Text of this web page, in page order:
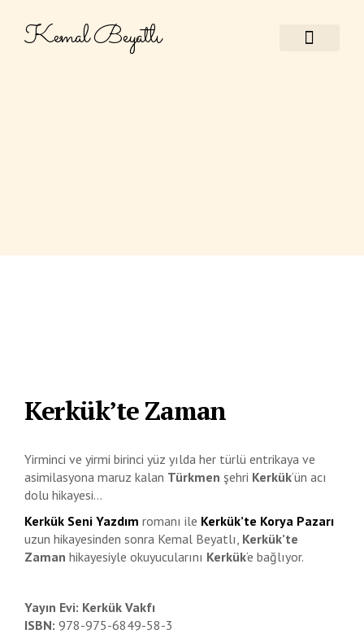
Kemal Beyatlı
Kerkük’te Zaman
Yirminci ve yirmi birinci yüz yılda her türlü entrikaya ve
asimilasyona maruz kalan Türkmen şehri Kerkük‘ün acı
dolu hikayesi…
Kerkük Seni Yazdım romanı ile Kerkük’te Korya Pazarı
uzun hikayesinden sonra Kemal Beyatlı, Kerkük’te
Zaman hikayesiyle okuyucularını Kerkük‘e bağlıyor.
Yayın Evi: Kerkük Vakfı
ISBN: 978-975-6849-58-3